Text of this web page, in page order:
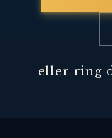
eller ring